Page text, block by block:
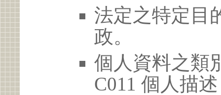
法定之特定目
政。
個人資料之類
C011 個人描述